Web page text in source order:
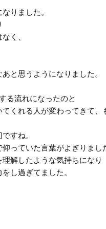
りました。
く、
と思うようになりました。
る流れになったのと
くれる人が変わってきて、
すね。
っていた言葉がよぎりまし
解したような気持ちになり
し過ぎてました。